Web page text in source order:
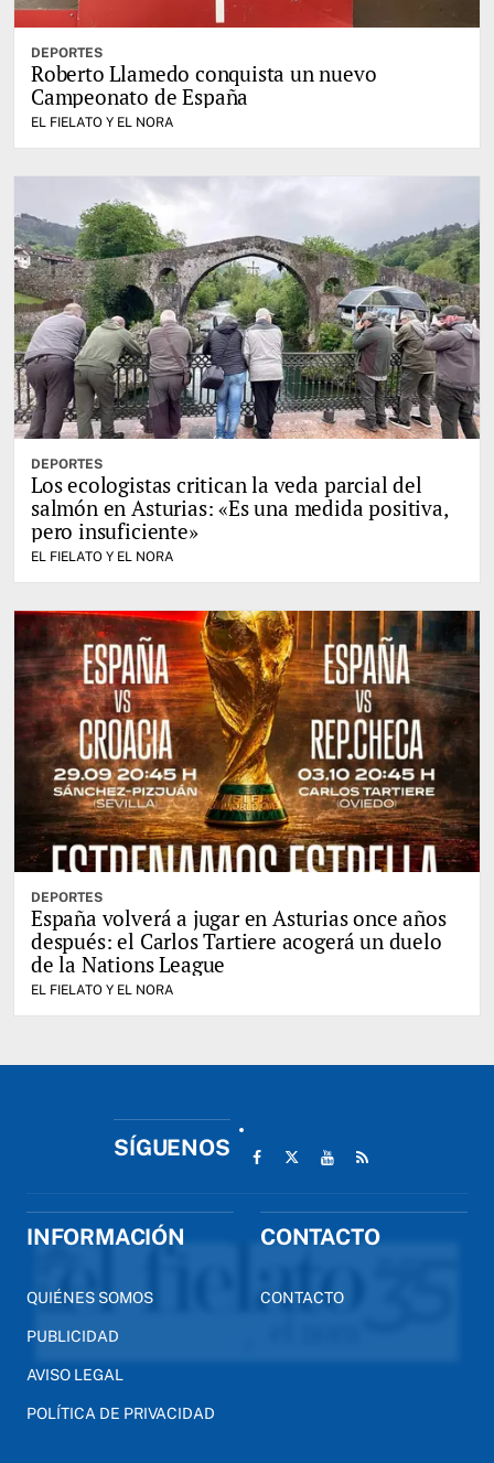
DEPORTES
Roberto Llamedo conquista un nuevo
Campeonato de España
EL FIELATO Y EL NORA
DEPORTES
Los ecologistas critican la veda parcial del
salmón en Asturias: «Es una medida positiva,
pero insuficiente»
EL FIELATO Y EL NORA
DEPORTES
España volverá a jugar en Asturias once años
después: el Carlos Tartiere acogerá un duelo
de la Nations League
EL FIELATO Y EL NORA
SÍGUENOS
INFORMACIÓN
QUIÉNES SOMOS
PUBLICIDAD
AVISO LEGAL
POLÍTICA DE PRIVACIDAD
CONTACTO
CONTACTO